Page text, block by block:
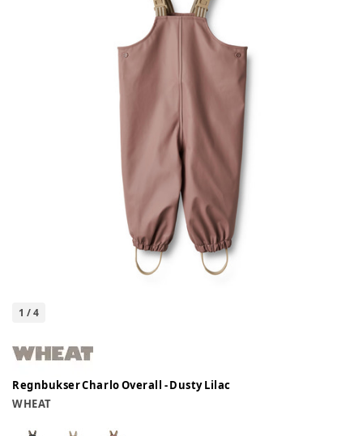
1 /4
Regnbukser Charlo Overall - Dusty Lilac
WHEAT